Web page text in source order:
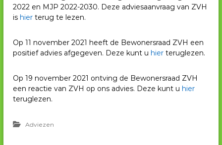
V
H
2022 en MJP 2022-2030. Deze adviesaanvraag van ZVH
ishier terug te lezen.
Op 11 november 2021 heeft de Bewonersraad ZVH een
positief advies afgegeven. Deze kunt uhier teruglezen.
Op 19 november 2021 ontving de Bewonersraad ZVH
een reactie van ZVH op ons advies. Deze kunt uhier
teruglezen.
Adviezen